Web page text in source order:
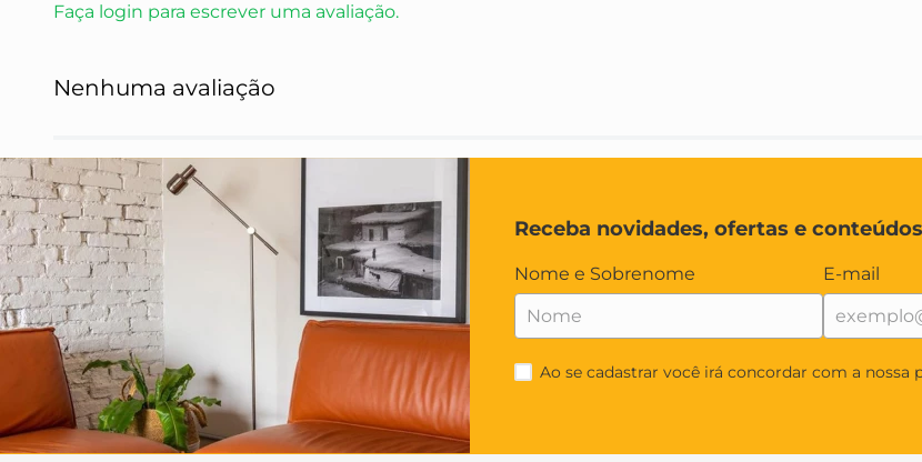
Faça login para escrever uma avaliação.
Nenhuma avaliação
Receba novidades, ofertas e
Nome e Sobrenome E-mail
Ao se cadastrar você irá concordar com a nossa